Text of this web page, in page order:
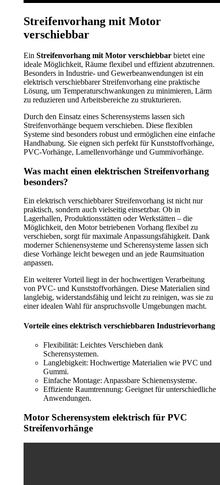
Streifenvorhang mit Motor
verschiebbar
Ein Streifenvorhang mit Motor verschiebbar bietet eine
ideale Möglichkeit, Räume flexibel und effizient abzutrennen.
Besonders in Industrie- und Gewerbeanwendungen ist ein
elektrisch verschiebbarer Streifenvorhang eine praktische
Lösung, um Temperaturschwankungen zu minimieren, Lärm
zu reduzieren und Arbeitsbereiche zu strukturieren.
Durch den Einsatz eines Scherensystems lassen sich
Streifenvorhänge bequem verschieben. Diese flexiblen
Systeme sind besonders robust und ermöglichen eine einfache
Handhabung. Sie eignen sich perfekt für Kunststoffvorhänge,
PVC-Vorhänge, Lamellenvorhänge und Gummivorhänge.
Was macht einen elektrischen Streifenvorhang
besonders?
Ein elektrisch verschiebbarer Streifenvorhang ist nicht nur
praktisch, sondern auch vielseitig einsetzbar. Ob in
Lagerhallen, Produktionsstätten oder Werkstätten – die
Möglichkeit, den Motor betriebenen Vorhang flexibel zu
verschieben, sorgt für maximale Anpassungsfähigkeit. Dank
moderner Schienensysteme und Scherensysteme lassen sich
diese Vorhänge leicht bewegen und an jede Raumsituation
anpassen.
Ein weiterer Vorteil liegt in der hochwertigen Verarbeitung
von PVC- und Kunststoffvorhängen. Diese Materialien sind
langlebig, widerstandsfähig und leicht zu reinigen, was sie zu
einer idealen Wahl für anspruchsvolle Umgebungen macht.
Vorteile eines elektrisch verschiebbaren Industrievorhang
Flexibilität: Leichtes Verschieben dank
Scherensystemen.
Langlebigkeit: Hochwertige Materialien wie PVC und
Gummi.
Einfache Montage: Anpassbare Schienensysteme.
Effiziente Raumtrennung: Geeignet für unterschiedliche
Anwendungen.
Motor Scherensystem elektrisch für PVC
Streifenvorhänge